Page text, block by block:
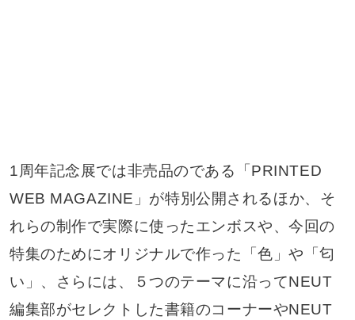
1周年記念展では非売品のである「PRINTED
WEB MAGAZINE」が特別公開されるほか、そ
れらの制作で実際に使ったエンボスや、今回の
特集のためにオリジナルで作った「色」や「匂
い」、さらには、５つのテーマに沿ってNEUT
編集部がセレクトした書籍のコーナーやNEUT